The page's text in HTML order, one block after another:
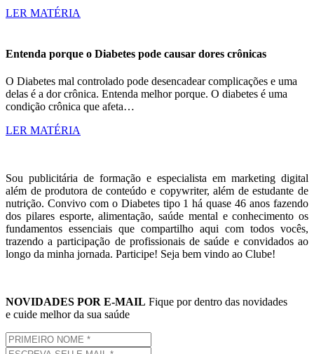
LER MATÉRIA
Entenda porque o Diabetes pode causar dores crônicas
O Diabetes mal controlado pode desencadear complicações e uma
delas é a dor crônica. Entenda melhor porque. O diabetes é uma
condição crônica que afeta…
LER MATÉRIA
Sou publicitária de formação e especialista em marketing digital
além de produtora de conteúdo e copywriter, além de estudante de
nutrição. Convivo com o Diabetes tipo 1 há quase 46 anos fazendo
dos pilares esporte, alimentação, saúde mental e conhecimento os
fundamentos essenciais que compartilho aqui com todos vocês,
trazendo a participação de profissionais de saúde e convidados ao
longo da minha jornada. Participe! Seja bem vindo ao Clube!
NOVIDADES POR E-MAIL Fique por dentro das novidades
e cuide melhor da sua saúde